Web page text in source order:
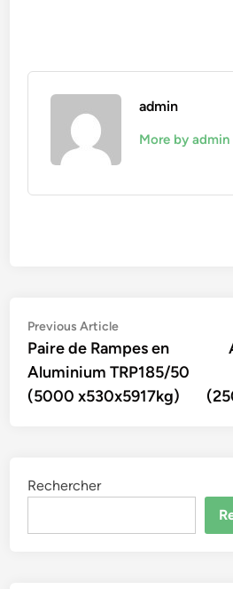
admin
More by admin
Navigation
de
l’article
Previous ArticlePrevious
article:
Paire de Rampes en
Aluminium TRP185/50
(5000 x530x5917kg)
Rechercher